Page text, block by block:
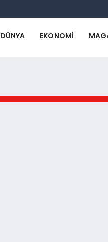
DÜNYA EKONOMI